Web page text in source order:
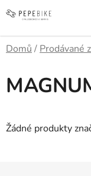
na
Domů / Prodávané
Žádné produkty